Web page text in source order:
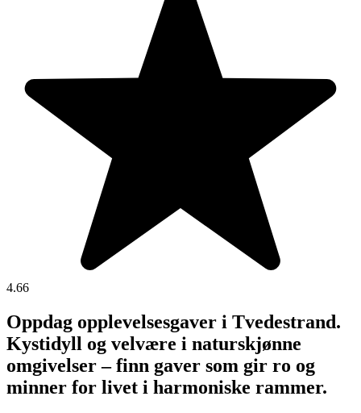
4.66
Oppdag opplevelsesgaver i Tvedestrand.
Kystidyll og velvære i naturskjønne
omgivelser – finn gaver som gir ro og
minner for livet i harmoniske rammer.